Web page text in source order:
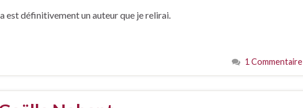
est définitivement un auteur que je relirai.
1 Commentaire